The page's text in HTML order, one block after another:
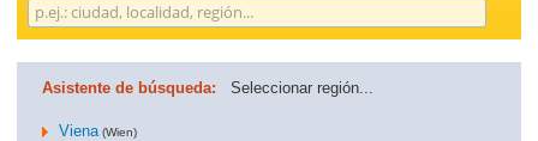
Viajes: Búsqueda en el mapa
Asistente de búsqueda: Seleccionar región...
Viena (Wien)